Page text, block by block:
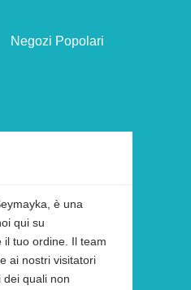
Negozi Popolari
è una
qui su
il tuo ordine. Il team
ai nostri visitatori
dei quali non